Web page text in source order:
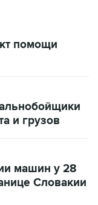
помощи
и грузов
машин у 28
Словакии